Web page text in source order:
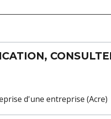
d'une entreprise (Acre)